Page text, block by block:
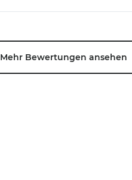
Mehr Bewertungen ansehen